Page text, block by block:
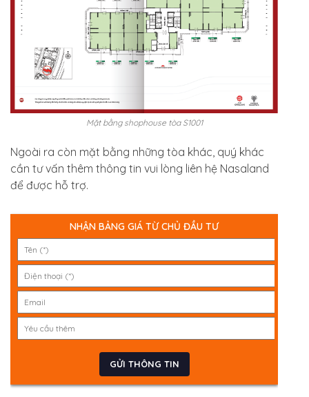
Mặt bằng shophouse tòa S1001
Ngoài ra còn mặt bằng những tòa khác, quý khác
cần tư vấn thêm thông tin vui lòng liên hệ Nasaland
để được hỗ trợ.
NHẬN BẢNG GIÁ TỪ CHỦ ĐẦU TƯ